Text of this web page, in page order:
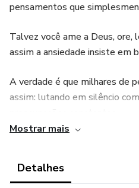
pensamentos que
Talvez você ame a Deus, ore,
assim a ansiedade insiste em
A verdade é que milhares de
assim: lutando em silêncio
A Bíblia não ignora a
Mostrar mais
Detalhes